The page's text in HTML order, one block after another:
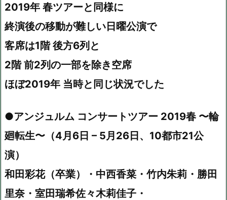
2019年 春ツアーと同様に
終演後の移動が難しい日曜公演で
客席は1階 後方6列と
2階 前2列の一部を除き空席
ほぼ2019年 当時と同じ状況でした
●アンジュルム コンサートツアー 2019春 〜輪
廻転生〜（4月6日 – 5月26日、10都市21公
演）
和田彩花（卒業）・中西香菜・竹内朱莉・勝田
里奈・室田瑞希佐々木莉佳子・